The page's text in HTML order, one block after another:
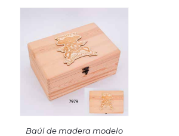
Baúl de madera modelo